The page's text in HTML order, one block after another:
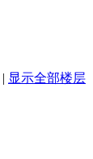
| 显示全部楼层